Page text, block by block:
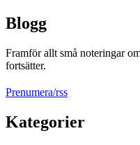
Blogg
Framför allt små noteringar
fortsätter.
Prenumera/rss
Kategorier